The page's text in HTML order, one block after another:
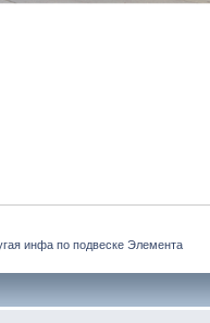
инфа по подвеске Элемента